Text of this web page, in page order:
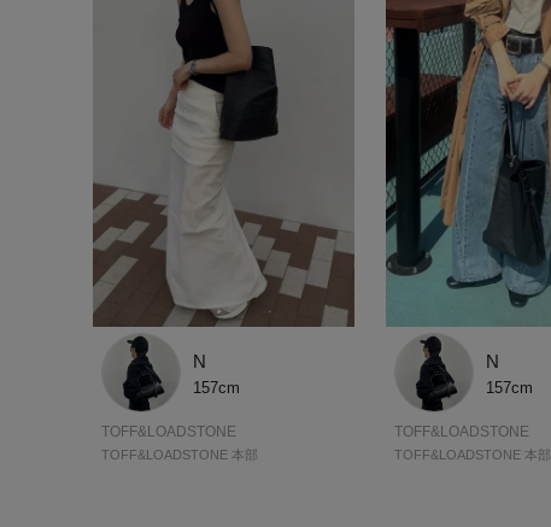
N
157cm
TOFF&LOADSTONE
TOFF&LOADSTONE 本部
N
157cm
TOFF&LOADSTONE
TOFF&LOADSTONE 本部